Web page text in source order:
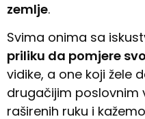
zemlje.
Svima onima sa
priliku da pomjere
vidike, a one koji žele
drugačijim poslovnim
raširenih ruku i kažemo